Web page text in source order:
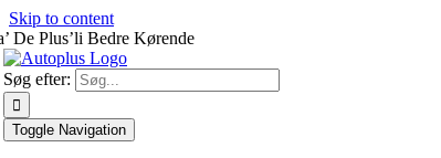
Skip to content
De Plus’li Bedre Kørende
Søg efter:
Toggle Navigation